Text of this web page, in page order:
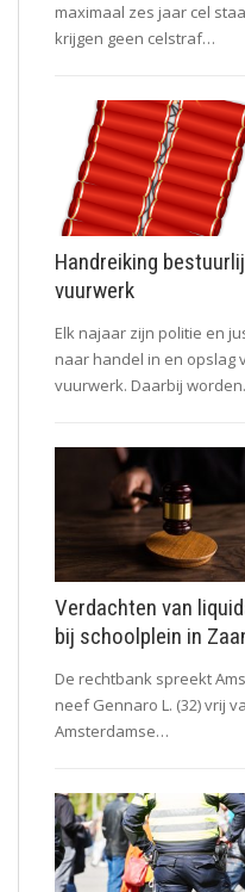
maximaal zes jaar cel
krijgen geen celstraf…
Handreiking
vuurwerk
Elk najaar zijn politie en
naar handel in en opslag
vuurwerk. Daarbij
Verdachten van
bij schoolplein in
De rechtbank spreekt
neef Gennaro L. (32) vrij
Amsterdamse…